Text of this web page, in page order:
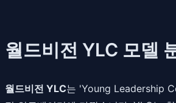
월드비전 YLC 모델
월드비전 YLC는 'Young Leadership